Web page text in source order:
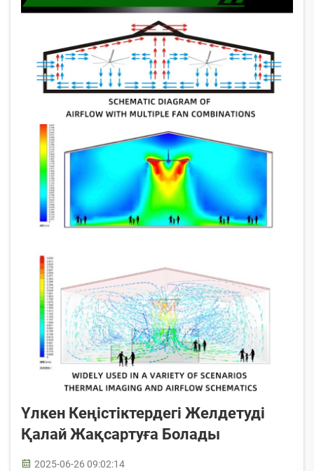
дүниетанымын түбегейлі өзгертіп жатыр...
Үлкен Кеңістіктердегі Желдетуді
Қалай Жақсартуға Болады
2025-06-26 09:02:14